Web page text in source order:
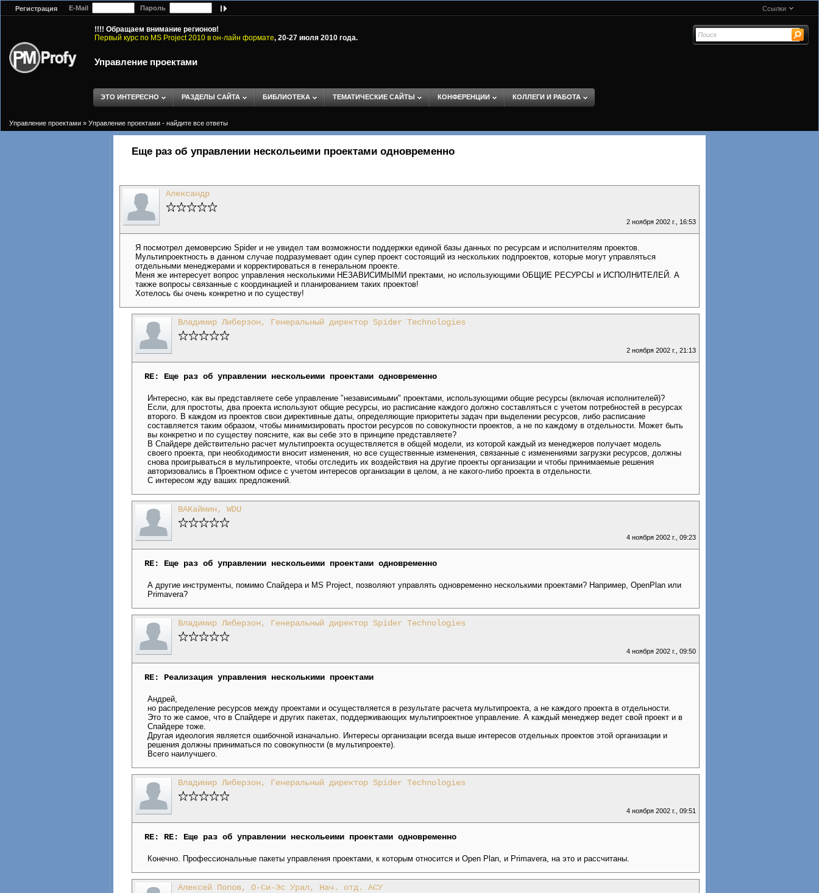
Регистрация E-Mail Пароль Ссылки
!!!! Обращаем внимание регионов!
Первый курс по MS Project 2010 в он-лайн формате, 20-27 июля 2010 года.
Управление проектами
ЭТО ИНТЕРЕСНО РАЗДЕЛЫ САЙТА БИБЛИОТЕКА ТЕМАТИЧЕСКИЕ САЙТЫ КОНФЕРЕНЦИИ КОЛЛЕГИ И РАБОТА
Управление проектами » Управление проектами - найдите все ответы
Еще раз об управлении нескольеими проектами одновременно
Александр
2 ноября 2002 г., 16:53
Я посмотрел демоверсию Spider и не увидел там возможности поддержки единой базы данных по ресурсам и исполнителям проектов.
Мультипроектность в данном случае подразумевает один супер проект состоящий из нескольких подпроектов, которые могут управляться
отдельными менеджерами и корректироваться в генеральном проекте.
Меня же интересует вопрос управления несколькими НЕЗАВИСИМЫМИ пректами, но использующими ОБЩИЕ РЕСУРСЫ и ИСПОЛНИТЕЛЕЙ. А
также вопросы связанные с координацией и планированием таких проектов!
Хотелось бы очень конкретно и по существу!
Владимир Либерзон, Генеральный директор Spider Technologies
2 ноября 2002 г., 21:13
RE: Еще раз об управлении нескольеими проектами одновременно
Интересно, как вы представляете себе управление "независимыми" проектами, использующими общие ресурсы (включая исполнителей)?
Если, для простоты, два проекта используют общие ресурсы, ио расписание каждого должно составляться с учетом потребностей в ресурсах
второго. В каждом из проектов свои директивные даты, определяющие приоритеты задач при выделении ресурсов, либо расписание
составляется таким образом, чтобы минимизировать простои ресурсов по совокупности проектов, а не по каждому в отдельности. Может быть
вы конкретно и по существу поясните, как вы себе это в принципе представляете?
В Спайдере действительно расчет мультипроекта осуществляется в общей модели, из которой каждый из менеджеров получает модель
своего проекта, при необходимости вносит изменения, но все существенные изменения, связанные с изменениями загрузки ресурсов, должны
снова проигрываться в мультипроекте, чтобы отследить их воздействия на другие проекты организации и чтобы принимаемые решения
авторизовались в Проектном офисе с учетом интересов организации в целом, а не какого-либо проекта в отдельности.
С интересом жду ваших предложений.
ВАКаймин, WDU
4 ноября 2002 г., 09:23
RE: Еще раз об управлении нескольеими проектами одновременно
А другие инструменты, помимо Спайдера и MS Project, позволяют управлять одновременно несколькими проектами? Например, OpenPlan или
Primavera?
Владимир Либерзон, Генеральный директор Spider Technologies
4 ноября 2002 г., 09:50
RE: Реализация управления несколькими проектами
Андрей,
но распределение ресурсов между проектами и осуществляется в результате расчета мультипроекта, а не каждого проекта в отдельности.
Это то же самое, что в Спайдере и других пакетах, поддерживающих мультипроектное управление. А каждый менеджер ведет свой проект и в
Спайдере тоже.
Другая идеология является ошибочной изначально. Интересы организации всегда выше интересов отдельных проектов этой организации и
решения должны приниматься по совокупности (в мультипроекте).
Всего наилучшего.
Владимир Либерзон, Генеральный директор Spider Technologies
4 ноября 2002 г., 09:51
RE: RE: Еще раз об управлении нескольеими проектами одновременно
Конечно. Профессиональные пакеты управления проектами, к которым относится и Open Plan, и Primavera, на это и рассчитаны.
Алексей Попов, О-Си-Эс Урал, Нач. отд. АСУ